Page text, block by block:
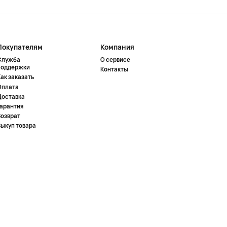
заказать
товара
Компания
О сервисе
Контакты